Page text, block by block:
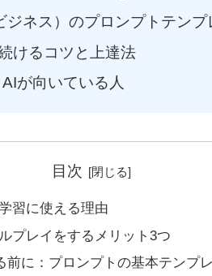
ネス）のプロンプトテンプ
けるコツと上達法
が向いている人
目次
習に使える理由
プレイをするメリット3つ
前に：プロンプトの基本テンプ